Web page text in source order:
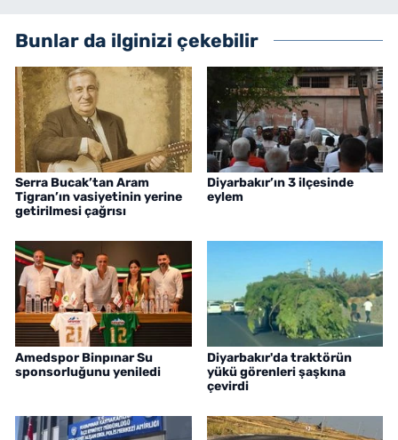
Bunlar da ilginizi çekebilir
Serra Bucak’tan Aram
Tigran’ın vasiyetinin yerine
getirilmesi çağrısı
Diyarbakır’ın 3 ilçesinde
eylem
Amedspor Binpınar Su
sponsorluğunu yeniledi
Diyarbakır'da traktörün
yükü görenleri şaşkına
çevirdi